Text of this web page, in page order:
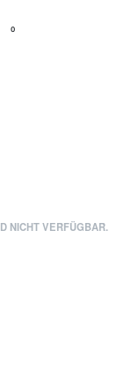
0
NICHT VERFÜGBAR.